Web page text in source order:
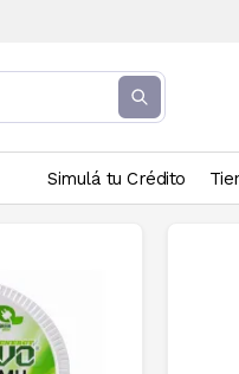
Simulá tu Crédito